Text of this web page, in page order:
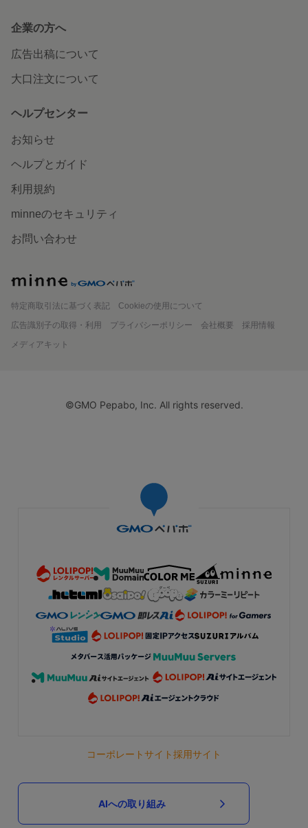
企業の方へ
広告出稿について
大口注文について
ヘルプセンター
お知らせ
ヘルプとガイド
利用規約
minneのセキュリティ
お問い合わせ
特定商取引法に基づく表記
Cookieの使用について
広告識別子の取得・利用
プライバシーポリシー 会社概要
採用情報
メディアキット
©GMO Pepabo, Inc. All rights reserved.
コーポレートサイト採用サイト
AIへの取り組み